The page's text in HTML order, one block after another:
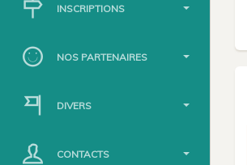
INSCRIPTIONS
NOS PARTENAIRES
DIVERS
CONTACTS